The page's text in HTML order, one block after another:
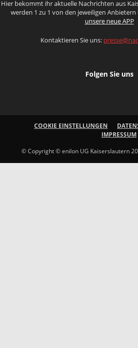
Hier bekommt ihr aktuelle Nachrichten aus
werden 1 zu 1 von den jeweiligen
unsere neue APP
Kontaktieren Sie uns:
Folgen Sie uns
COOKIE EINSTELLUNGEN
IMPRESSUM
© Copyright © enilon UG Kaiserslautern